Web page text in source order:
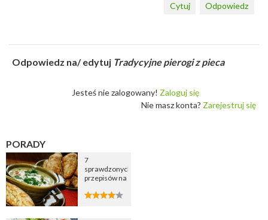
Odpowiedz
Cytuj
Odpowiedz na/ edytuj Tradycyjne pierogi z pieca
Jesteś nie zalogowany! Zaloguj się
Nie masz konta? Zarejestruj się
PORADY
7
sprawdzonych
przepisów na
cebulową